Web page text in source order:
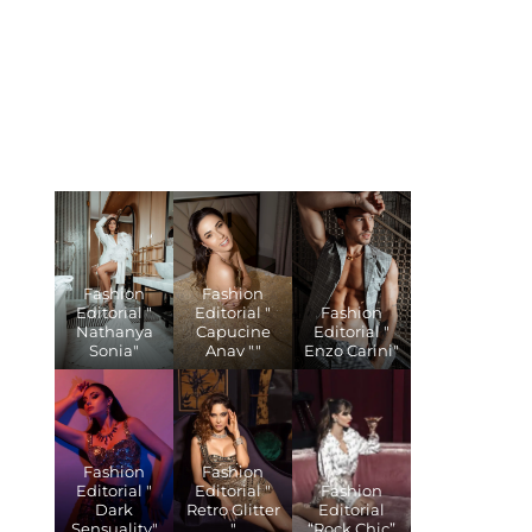
Fashion
Editorial "
Nathanya
Sonia"
Fashion
Editorial "
Capucine
Anav ""
Fashion
Editorial "
Enzo Carini"
Fashion
Editorial "
Dark
Sensuality"
Fashion
Editorial "
Retro Glitter
"
Fashion
Editorial
“Rock Chic”